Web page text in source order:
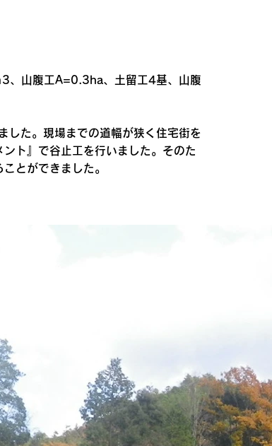
、山腹工A=0.3ha、土留工4基、山腹
した。現場までの道幅が狭く住宅街を
ト』で谷止工を行いました。そのた
とができました。